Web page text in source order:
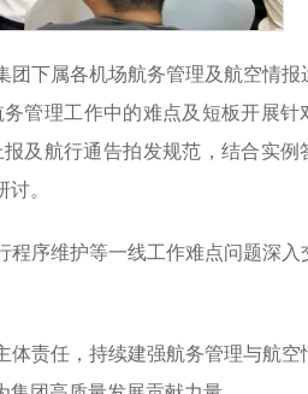
团下属各机场航务管理及航空情报
管理工作中的难点及短板开展针
及航行通告拍发规范，结合实例
。
序维护等一线工作难点问题深入
体责任，持续建强航务管理与航空